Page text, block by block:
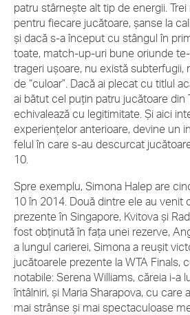
patru stârnește alt tip de energii.
pentru fiecare jucătoare, șanse la
și dacă s-a început cu stângul în
toate, match-up-uri bune oriunde
trageri ușoare, nu există subterfugii,
de “culoar”. Dacă ai plecat cu titlul
ai bătut cel puțin patru jucătoare din
echivalează cu legitimitate. Și aici
experiențelor anterioare, devine un
felul în care s-au descurcat
10.
Spre exemplu, Simona Halep are
10 în 2014. Două dintre ele au venit
prezente în Singapore, Kvitova și
fost obținută în fața unei rezerve,
a lungul carierei, Simona a reușit
jucătoarele prezente la WTA Finals,
notabile: Serena Williams, căreia i-a
întâlniri, și Maria Sharapova, cu care
mai strânse și mai spectaculoase